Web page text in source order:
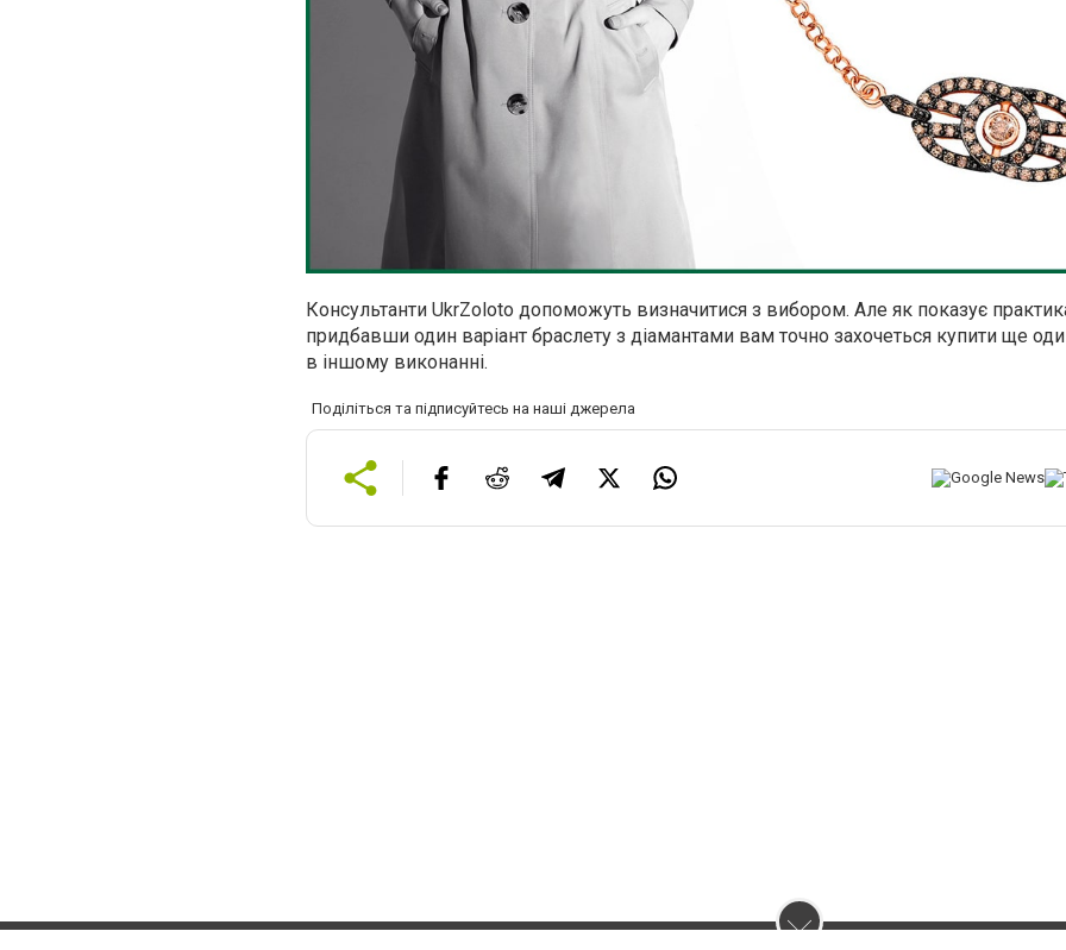
Консультанти UkrZoloto допоможуть визначитися з вибором. Але як показує
придбавши один варіант браслету з діамантами вам точно захочеться купити ще
в іншому виконанні.
Поділіться та підписуйтесь на наші джерела